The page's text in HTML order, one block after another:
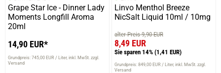
Grape Star Ice - Dinner Lady
Moments Longfill Aroma
20ml
14,90 EUR*
Grundpreis: 745,00 EUR / Liter inkl. MwSt. zzgl.
Versand
Linvo Menthol Breeze
NicSalt Liquid 10ml / 10mg
alter Preis 9,90 EUR
8,49 EUR
Sie sparen 14% (1,41 EUR)
Grundpreis: 849,00 EUR / Liter inkl. MwSt. zzgl.
Versand